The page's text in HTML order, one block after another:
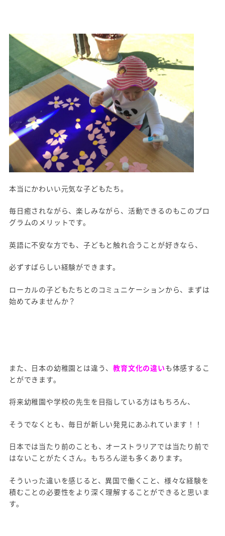
本当にかわいい元気な子どもたち。
毎日癒されながら、楽しみながら、活動できるのもこのプロ
グラムのメリットです。
英語に不安な方でも、子どもと触れ合うことが好きなら、
必ずすばらしい経験ができます。
ローカルの子どもたちとのコミュニケーションから、まずは
始めてみませんか？
また、日本の幼稚園とは違う、教育文化の違いも体感するこ
とができます。
将来幼稚園や学校の先生を目指している方はもちろん、
そうでなくとも、毎日が新しい発見にあふれています！！
日本では当たり前のことも、オーストラリアでは当たり前で
はないことがたくさん。もちろん逆も多くあります。
そういった違いを感じると、異国で働くこと、様々な経験を
積むことの必要性をより深く理解することができると思いま
す。